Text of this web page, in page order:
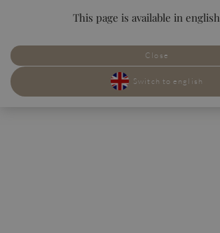
POKOJE
POKOJE
This page is available in english
Close
Switch to english